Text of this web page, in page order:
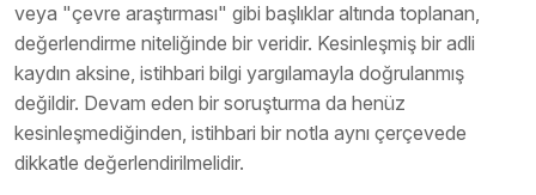
veya "çevre araştırması" gibi başlıklar altında toplanan,
değerlendirme niteliğinde bir veridir. Kesinleşmiş bir adli
kaydın aksine, istihbari bilgi yargılamayla doğrulanmış
değildir. Devam eden bir soruşturma da henüz
kesinleşmediğinden, istihbari bir notla aynı çerçevede
dikkatle değerlendirilmelidir.